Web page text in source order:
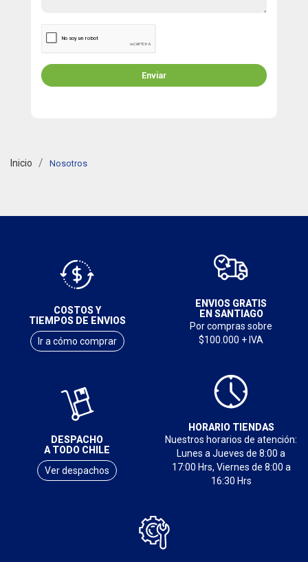
Inicio Nosotros
Enviar
COSTOS Y
TIEMPOS DE ENVIOS
Ir a cómo comprar
ENVIOS GRATIS
EN SANTIAGO
Por compras sobre
$100.000 + IVA
DESPACHO
A TODO CHILE
Ver despachos
HORARIO TIENDAS
Nuestros horarios de atención:
Lunes a Jueves de 8:00 a
17:00 Hrs, Viernes de 8:00 a
16:30 Hrs